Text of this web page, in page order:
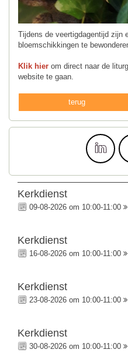
Tijdens de veertigdagentijd zijn
bloemschikkingen te
Klik hier om direct naar de
website te gaan.
terug
Kerkdienst
09-08-2026 om 10:00-11:00
Kerkdienst
16-08-2026 om 10:00-11:00
Kerkdienst
23-08-2026 om 10:00-11:00
Kerkdienst
30-08-2026 om 10:00-11:00